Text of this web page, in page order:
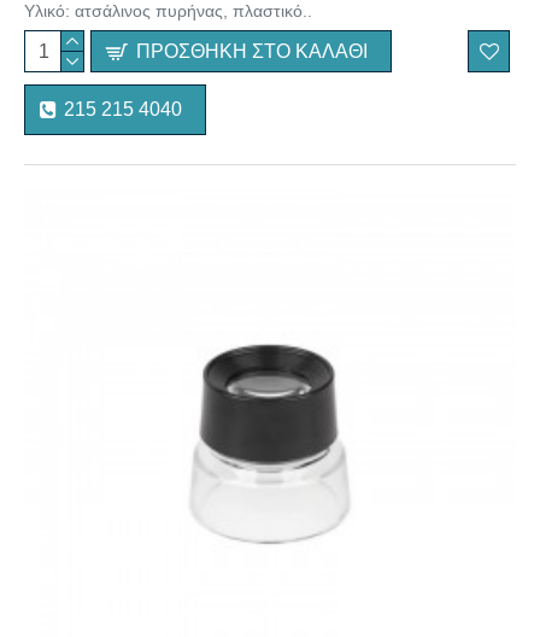
Υλικό: ατσάλινος πυρήνας, πλαστικό..
ΠΡΟΣΘΉΚΗ ΣΤΟ ΚΑΛΆΘΙ
215 215 4040